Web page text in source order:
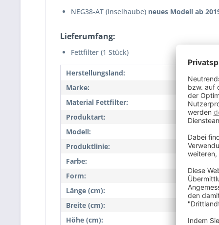
NEG38-AT (Inselhaube) neues Modell ab
Lieferumfang:
Fettfilter (1 Stück)
Herstellungsland:
Marke:
NEG
Material Fettfilter:
Produktart:
Modell:
Produktlinie:
FF
Farbe:
silber
Form:
Länge (cm):
25,9
Breite (cm):
22,9
Höhe (cm):
0,5